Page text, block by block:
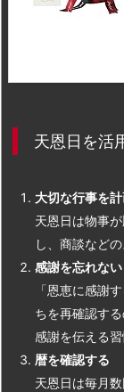
天恩日を活
大切な行事を
天恩日は物事
し、商談など
感謝を忘れない
「恩恵に感謝
ちを再確認す
感謝を伝える習
暦を確認する
天恩日は毎月